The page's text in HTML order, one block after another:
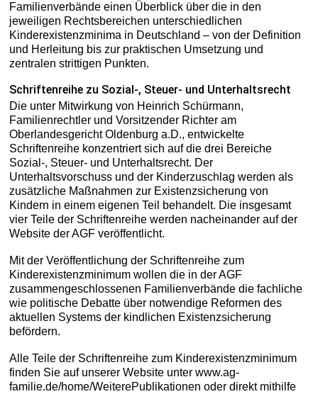
Familienverbände einen Überblick über die in den
jeweiligen Rechtsbereichen unterschiedlichen
Kinderexistenzminima in Deutschland – von der Definition
und Herleitung bis zur praktischen Umsetzung und
zentralen strittigen Punkten.
Schriftenreihe zu Sozial-, Steuer- und Unterhaltsrecht
Die unter Mitwirkung von Heinrich Schürmann,
Familienrechtler und Vorsitzender Richter am
Oberlandesgericht Oldenburg a.D., entwickelte
Schriftenreihe konzentriert sich auf die drei Bereiche
Sozial-, Steuer- und Unterhaltsrecht. Der
Unterhaltsvorschuss und der Kinderzuschlag werden als
zusätzliche Maßnahmen zur Existenzsicherung von
Kindern in einem eigenen Teil behandelt. Die insgesamt
vier Teile der Schriftenreihe werden nacheinander auf der
Website der AGF veröffentlicht.
Mit der Veröffentlichung der Schriftenreihe zum
Kinderexistenzminimum wollen die in der AGF
zusammengeschlossenen Familienverbände die fachliche
wie politische Debatte über notwendige Reformen des
aktuellen Systems der kindlichen Existenzsicherung
befördern.
Alle Teile der Schriftenreihe zum Kinderexistenzminimum
finden Sie auf unserer Website unter www.ag-
familie.de/home/WeiterePublikationen oder direkt mithilfe